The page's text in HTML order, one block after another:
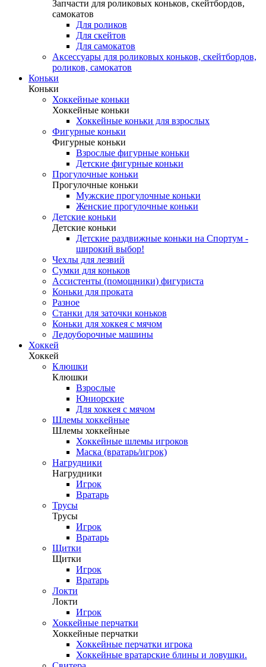
Запчасти для роликовых коньков, скейтбордов,
самокатов
Для роликов
Для скейтов
Для самокатов
Аксессуары для роликовых коньков, скейтбордов,
роликов, самокатов
Коньки
Коньки
Хоккейные коньки
Хоккейные коньки
Хоккейные коньки для взрослых
Фигурные коньки
Фигурные коньки
Взрослые фигурные коньки
Детские фигурные коньки
Прогулочные коньки
Прогулочные коньки
Мужские прогулочные коньки
Женские прогулочные коньки
Детские коньки
Детские коньки
Детские раздвижные коньки на Спортум -
широкий выбор!
Чехлы для лезвий
Сумки для коньков
Ассистенты (помощники) фигуриста
Коньки для проката
Разное
Станки для заточки коньков
Коньки для хоккея с мячом
Ледоуборочные машины
Хоккей
Хоккей
Клюшки
Клюшки
Взрослые
Юниорские
Для хоккея с мячом
Шлемы хоккейные
Шлемы хоккейные
Хоккейные шлемы игроков
Маска (вратарь/игрок)
Нагрудники
Нагрудники
Игрок
Вратарь
Трусы
Трусы
Игрок
Вратарь
Щитки
Щитки
Игрок
Вратарь
Локти
Локти
Игрок
Хоккейные перчатки
Хоккейные перчатки
Хоккейные перчатки игрока
Хоккейные вратарские блины и ловушки.